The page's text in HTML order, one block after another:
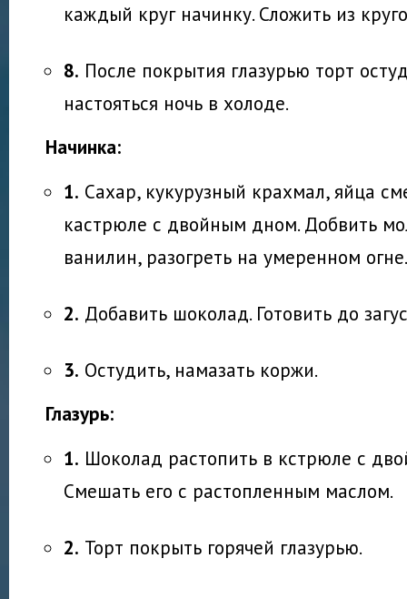
каждый круг начинку. Сложить из
8. После покрытия глазурью торт
настояться ночь в холоде.
Начинка:
1. Сахар, кукурузный крахмал, яйца
кастрюле с двойным дном. Добвить
ванилин, разогреть на умеренном огне.
2. Добавить шоколад. Готовить до
3. Остудить, намазать коржи.
Глазурь:
1. Шоколад растопить в кстрюле с
Смешать его с растопленным маслом.
2. Торт покрыть горячей глазурью.